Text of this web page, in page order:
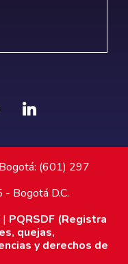
(601) 297
Bogotá D.C.
| PQRSDF (Registra
quejas,
y derechos de